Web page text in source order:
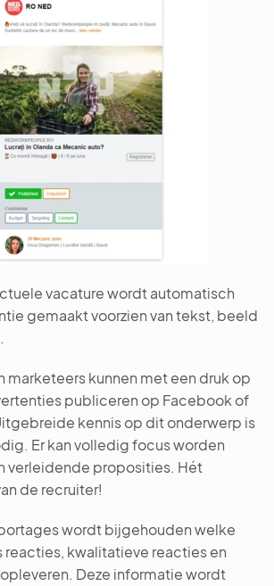
vacature wordt automatisch
gemaakt voorzien van tekst, beeld
marketeers kunnen met een druk op
publiceren op Facebook of
kennis op dit onderwerp is
Er kan volledig focus worden
verleidende proposities. Hét
de recruiter!
wordt bijgehouden welke
reacties, kwalitatieve reacties en
Deze informatie wordt